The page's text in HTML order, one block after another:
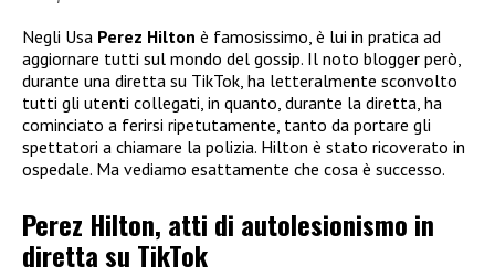
Negli Usa Perez Hilton è famosissimo, è lui in pratica ad
aggiornare tutti sul mondo del gossip. Il noto blogger però,
durante una diretta su TikTok, ha letteralmente sconvolto
tutti gli utenti collegati, in quanto, durante la diretta, ha
cominciato a ferirsi ripetutamente, tanto da portare gli
spettatori a chiamare la polizia. Hilton è stato ricoverato in
ospedale. Ma vediamo esattamente che cosa è successo.
Perez Hilton, atti di autolesionismo in
diretta su TikTok